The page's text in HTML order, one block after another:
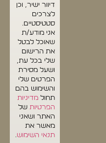
דיוור ישיר, וכן
לצרכים
סטטיסטיים.
אני מודע/ת
שאוכל לבטל
את הרישום
שלי בכל עת,
ושעל מסירת
הפרטים שלי
והשימוש בהם
תחול מדיניות
הפרטיות של
האתר ושאני
מאשר את
תנאי השימוש.